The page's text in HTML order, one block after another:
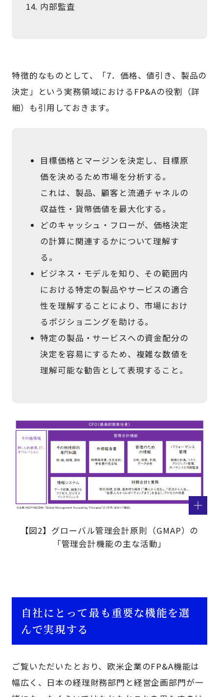
内部監査
特徴的なものとして、「7．価格、値引き、製品の
決定」という実務領域におけるFP&Aの役割（詳
細）も引用しておきます。
目標価格とマージンを決定し、目標原
価を決めるため市場を分析する。
これは、製品、顧客と流通チャネルの
収益性・貨幣価値を最大化する。
どのキャッシュ・フローが、価格決定
の計算に関連するかについて理解す
る。
ビジネス・モデルを知り、その範囲内
における特定の製品やサービスの適合
性を理解することにより、市場におけ
るポジショニングを助ける。
特定の製品・サービスへの資金配分の
決定を容易にするため、複雑な数値を
理解可能な勧告として表現すること。
【図2】グローバル管理会計原則（GMAP）の
「管理会計機能の主な活動」
自社にとって最も重要な機能を選
んで実現する
ご覧いただいたとおり、欧米企業のFP&A機能は
幅広く、日本の経理財務部門と経営企画部門が一